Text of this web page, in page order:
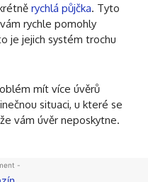
rychlá půjčka. Tyto
rychle pomohly
je jejich systém trochu
mít více úvěrů
situaci, u které se
vám úvěr neposkytne.
-